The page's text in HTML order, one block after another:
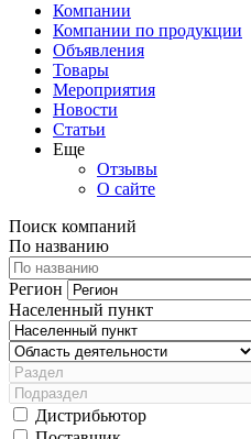
Компании
Компании по продукции
Объявления
Товары
Мероприятия
Новости
Статьи
Еще
Отзывы
О сайте
Поиск компаний
По названию
Регион
Населенный пункт
Дистрибьютор